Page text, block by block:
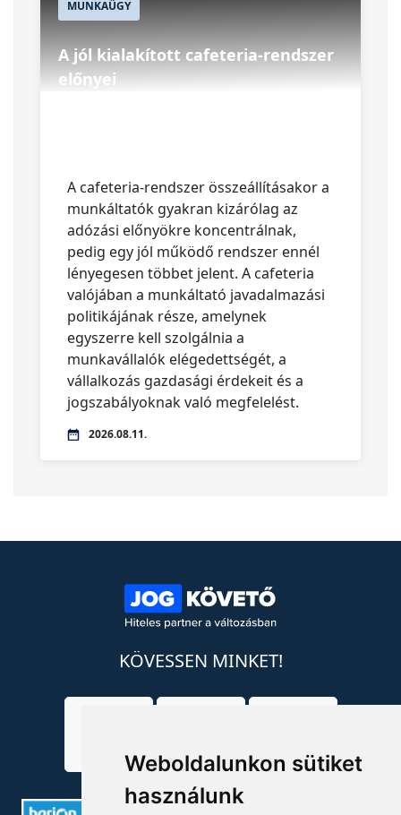
Weboldalunkon sütiket
használunk
MUNKAÜGY
A jól kialakított cafeteria-rendszer
előnyei
A cafeteria-rendszer összeállításakor a
munkáltatók gyakran kizárólag az
adózási előnyökre koncentrálnak,
pedig egy jól működő rendszer ennél
lényegesen többet jelent. A cafeteria
valójában a munkáltató javadalmazási
politikájának része, amelynek
egyszerre kell szolgálnia a
munkavállalók elégedettségét, a
vállalkozás gazdasági érdekeit és a
jogszabályoknak való megfelelést.
2026.08.11.
KÖVESSEN MINKET!